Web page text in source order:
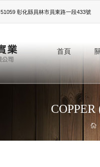
51059 彰化縣員林市員東路一段433號‎
首頁